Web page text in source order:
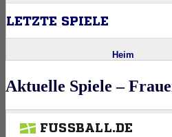
Aktuelle Spiele –